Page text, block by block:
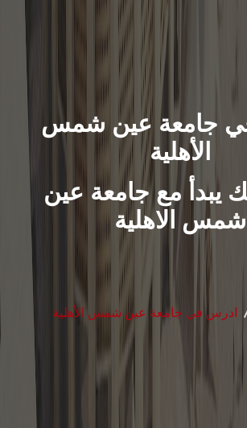
جامعة عين شمس
الأهلية
يبدأ مع جامعة عين
شمس الاهلية
ادرس في جامعة عين شمس الأهلية